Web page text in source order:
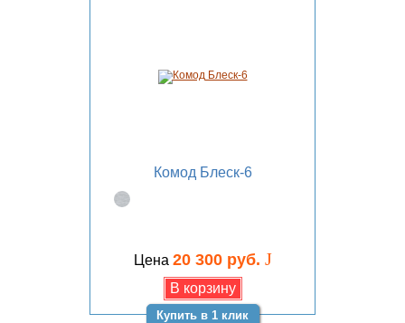
Комод Блеск-6
Цена 20 300 руб. J
Купить в 1 клик